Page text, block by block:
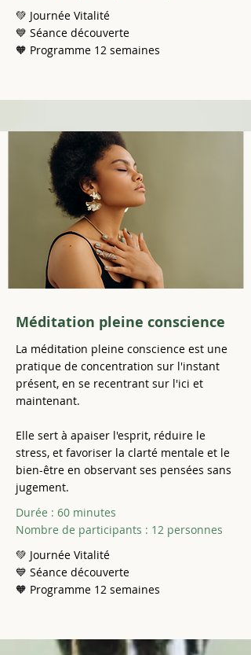
💚 Journée Vitalité
💙 Séance découverte
🧡 Programme 12 semaines
Méditation pleine conscience
La méditation pleine conscience est une
pratique de concentration sur l'instant
présent, en se recentrant sur l'ici et
maintenant.
​Elle sert à apaiser l'esprit, réduire le
stress, et favoriser la clarté mentale et le
bien-être en observant ses pensées sans
jugement.
Durée : 60 minutes
Nombre de participants : 12 personnes
💚 Journée Vitalité
💙 Séance découverte
🧡 Programme 12 semaines